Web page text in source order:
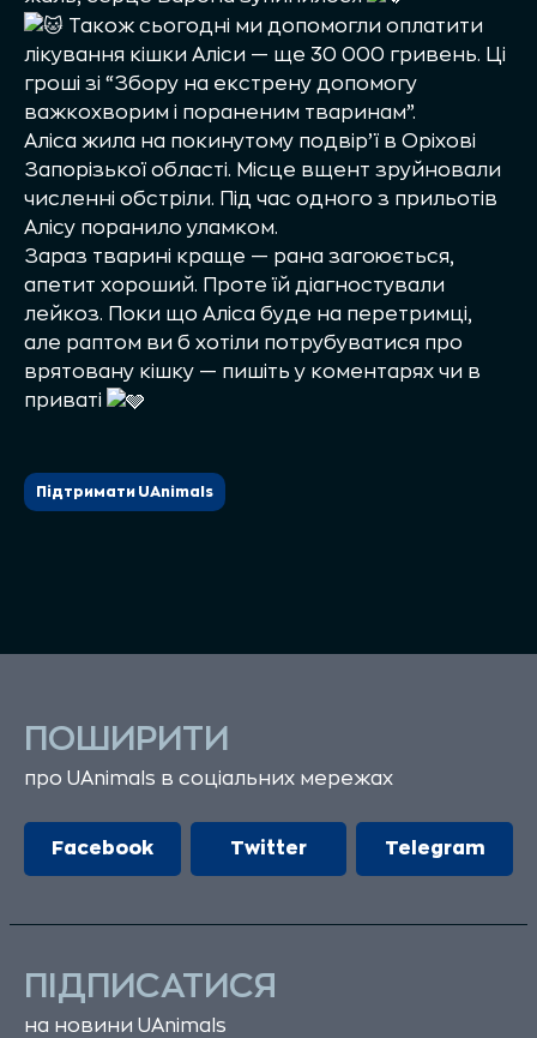
Також сьогодні ми допомогли оплатити
лікування кішки Аліси — ще 30 000 гривень. Ці
гроші зі “Збору на екстрену допомогу
важкохворим і пораненим тваринам”.
Аліса жила на покинутому подвір’ї в Оріхові
Запорізької області. Місце вщент зруйновали
численні обстріли. Під час одного з прильотів
Алісу поранило уламком.
Зараз тварині краще — рана загоюється,
апетит хороший. Проте їй діагностували
лейкоз. Поки що Аліса буде на перетримці,
але раптом ви б хотіли потрубуватися про
врятовану кішку — пишіть у коментарях чи в
приваті
Підтримати UAnimals
ПОШИРИТИ
про UAnimals в соціальних мережах
Facebook Twitter Telegram
ПІДПИСАТИСЯ
на новини UAnimals